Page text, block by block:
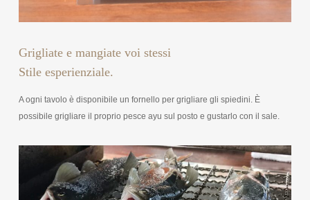
Grigliate e mangiate voi stessi
Stile esperienziale.
A ogni tavolo è disponibile un fornello per grigliare gli spiedini. È
possibile grigliare il proprio pesce ayu sul posto e gustarlo con il sale.